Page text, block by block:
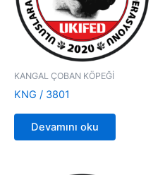
KANGAL ÇOBAN KÖPEĞİ
KNG / 3801
Devamını oku